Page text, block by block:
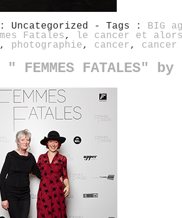
- Tags :
BIG
Fatales ,
le cancer et
, photographie, cancer ,
FATALES"